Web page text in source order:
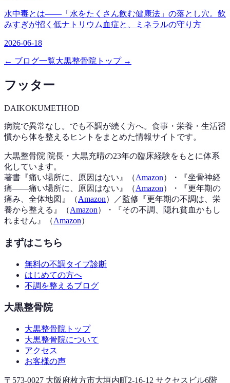
水中毒とは——「水をたくさん飲む健康法」の落とし穴。飲
みすぎが招く低ナトリウム血症と、ミネラルの守り方
2026-06-18
← ブログ一覧大黒整骨院トップ →
フッター
DAIKOKUMETHOD
病院で異常なし。でも不調が続く方へ。食事・栄養・生活習
慣から体を整えるヒントをまとめた情報サイトです。
大黒整骨院 院長・大黒充晴の23年の臨床経験をもとに体系
化しています。
著書『痛い場所に、原因はない 』（Amazon） ・『坐骨神経
痛——痛い場所に、原因はない 』（Amazon） ・『更年期の
痛み、全体地図 』（Amazon） ／監修『更年期の不調は、栄
養から整える 』（Amazon） ・『その不調、隠れ貧血かもし
れません 』（Amazon）
まずはこちら
無料の不調タイプ診断
はじめての方へ
不調を整えるブログ
大黒整骨院
大黒整骨院トップ
大黒整骨院について
アクセス
お客様の声
〒573-0027 大阪府枚方市大垣内町2-16-12 サクセスビル6階